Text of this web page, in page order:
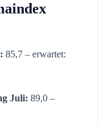
85,7 – erwartet:
Juli: 89,0 –